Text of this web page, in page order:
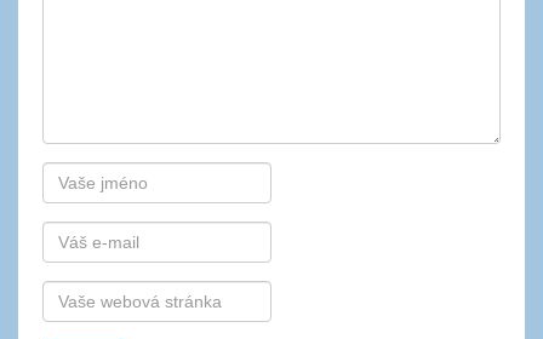
Autor
E-
mail
Webová
stránka